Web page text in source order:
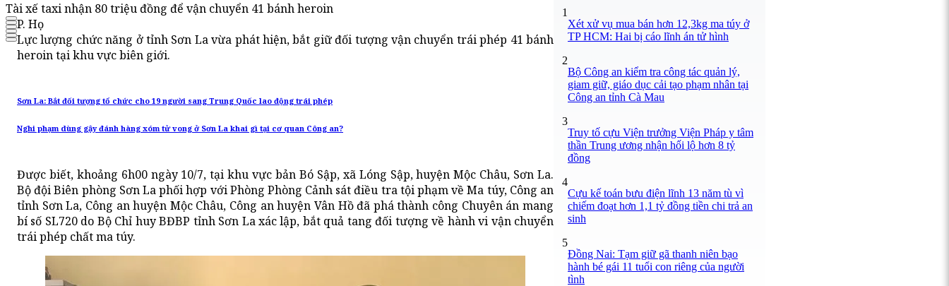
Tài xế taxi nhận 80 triệu đồng để vận chuyển 41 bánh heroin
P. Họ
Lực lượng chức năng ở tỉnh Sơn La vừa phát hiện, bắt giữ đối tượng vận chuyển trái phép 41 bánh
heroin tại khu vực biên giới.
Sơn La: Bắt đối tượng tổ chức cho 19 người sang Trung Quốc lao động trái phép
Nghi phạm dùng gậy đánh hàng xóm tử vong ở Sơn La khai gì tại cơ quan Công an?
Được biết, khoảng 6h00 ngày 10/7, tại khu vực bản Bó Sập, xã Lóng Sập, huyện Mộc Châu, Sơn La.
Bộ đội Biên phòng Sơn La phối hợp với Phòng Phòng Cảnh sát điều tra tội phạm về Ma túy, Công an
tỉnh Sơn La, Công an huyện Mộc Châu, Công an huyện Vân Hồ đã phá thành công Chuyên án mang
bí số SL720 do Bộ Chỉ huy BĐBP tỉnh Sơn La xác lập, bắt quả tang đối tượng về hành vi vận chuyển
trái phép chất ma túy.
1
Xét xử vụ mua bán hơn 12,3kg ma túy ở
TP HCM: Hai bị cáo lĩnh án tử hình
2
Bộ Công an kiểm tra công tác quản lý,
giam giữ, giáo dục cải tạo phạm nhân tại
Công an tỉnh Cà Mau
3
Truy tố cựu Viện trưởng Viện Pháp y tâm
thần Trung ương nhận hối lộ hơn 8 tỷ
đồng
4
Cựu kế toán bưu điện lĩnh 13 năm tù vì
chiếm đoạt hơn 1,1 tỷ đồng tiền chi trả an
sinh
5
Đồng Nai: Tạm giữ gã thanh niên bạo
hành bé gái 11 tuổi con riêng của người
tình